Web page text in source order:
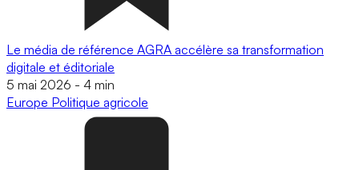
Le média de référence AGRA accélère sa transformation
digitale et éditoriale
5 mai 2026 - 4 min
Europe Politique agricole